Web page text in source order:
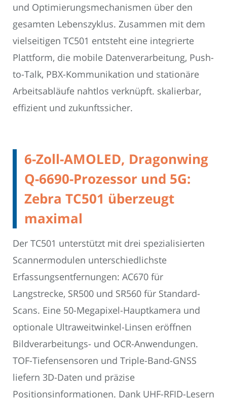
und Optimierungsmechanismen über den
gesamten Lebenszyklus. Zusammen mit dem
vielseitigen TC501 entsteht eine integrierte
Plattform, die mobile Datenverarbeitung, Push-
to-Talk, PBX-Kommunikation und stationäre
Arbeitsabläufe nahtlos verknüpft. skalierbar,
effizient und zukunftssicher.
6-Zoll-AMOLED, Dragonwing
Q-6690-Prozessor und 5G:
Zebra TC501 überzeugt
maximal
Der TC501 unterstützt mit drei spezialisierten
Scannermodulen unterschiedlichste
Erfassungsentfernungen: AC670 für
Langstrecke, SR500 und SR560 für Standard-
Scans. Eine 50-Megapixel-Hauptkamera und
optionale Ultraweitwinkel-Linsen eröffnen
Bildverarbeitungs- und OCR-Anwendungen.
TOF-Tiefensensoren und Triple-Band-GNSS
liefern 3D-Daten und präzise
Positionsinformationen. Dank UHF-RFID-Lesern